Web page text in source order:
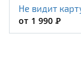
Не видит
от 1 990Р